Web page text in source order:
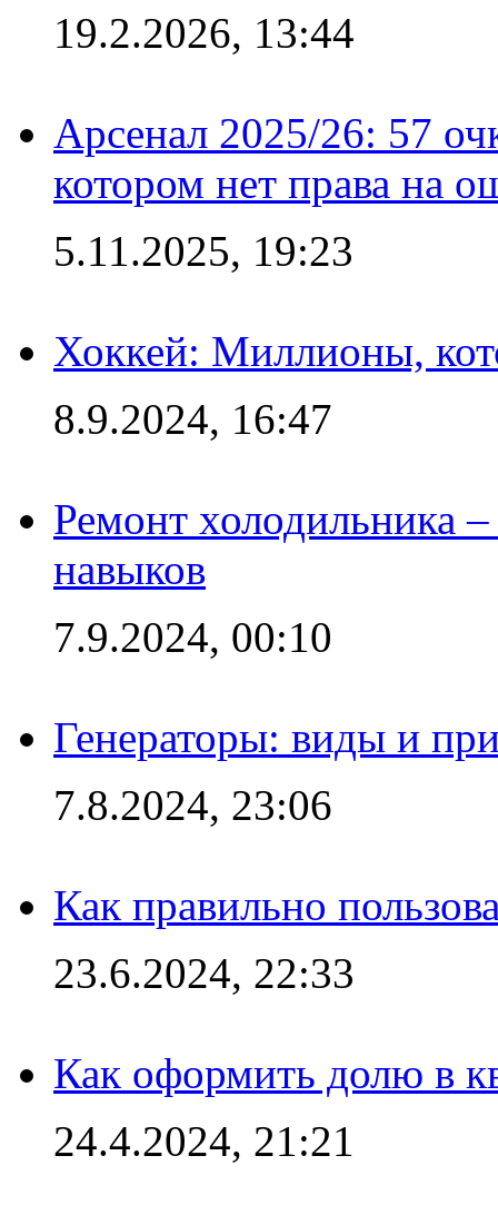
19.2.2026, 13:44
Арсенал 2025/26: 57
котором нет права на
5.11.2025, 19:23
Хоккей: Миллионы,
8.9.2024, 16:47
Ремонт холодильника
навыков
7.9.2024, 00:10
Генераторы: виды и
7.8.2024, 23:06
Как правильно
23.6.2024, 22:33
Как оформить долю в
24.4.2024, 21:21